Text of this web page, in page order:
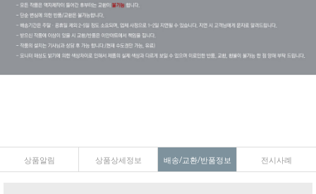
상품알림 상품상세정보 배송/교환/반품정보 전시사례